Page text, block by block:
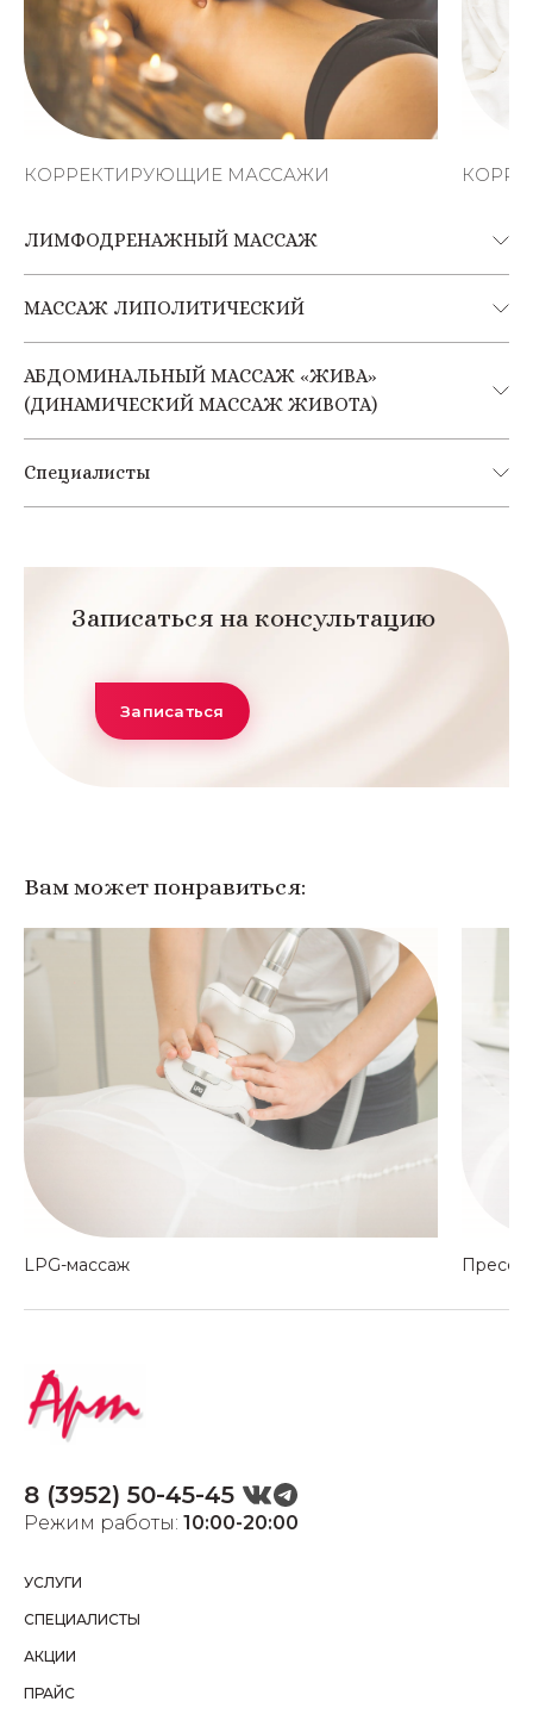
КОРРЕКТИРУЮЩИЕ МАССАЖИ
ЛИМФОДРЕНАЖНЫЙ МАССАЖ
МАССАЖ ЛИПОЛИТИЧЕСКИЙ
АБДОМИНАЛЬНЫЙ МАССАЖ «ЖИВА»
(ДИНАМИЧЕСКИЙ МАССАЖ ЖИВОТА)
Специалисты
Записаться на консультацию
Записаться
Вам может понравиться:
LPG-массаж
Режим работы: 10:00-20:00
8 (3952) 50-45-45
УСЛУГИ
СПЕЦИАЛИСТЫ
АКЦИИ
ПРАЙС